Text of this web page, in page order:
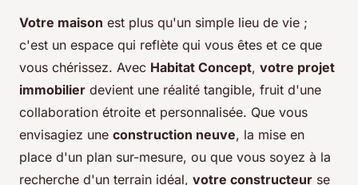
Votre maison est plus qu'un simple lieu de vie ;
c'est un espace qui reflète qui vous êtes et ce que
vous chérissez. Avec Habitat Concept, votre projet
immobilier devient une réalité tangible, fruit d'une
collaboration étroite et personnalisée. Que vous
envisagiez une construction neuve, la mise en
place d'un plan sur-mesure, ou que vous soyez à la
recherche d'un terrain idéal, votre constructeur se